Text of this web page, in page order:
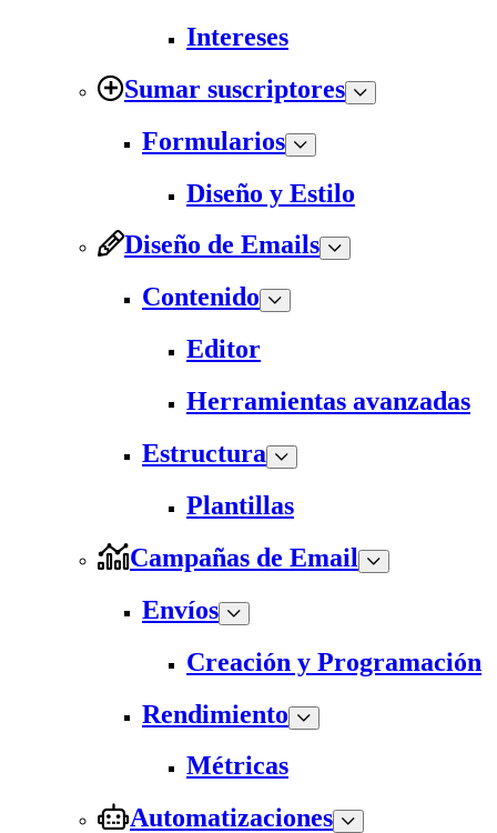
Intereses
Sumar suscriptores
Formularios
Diseño y Estilo
Diseño de Emails
Contenido
Editor
Herramientas avanzadas
Estructura
Plantillas
Campañas de Email
Envíos
Creación y Programación
Rendimiento
Métricas
Automatizaciones